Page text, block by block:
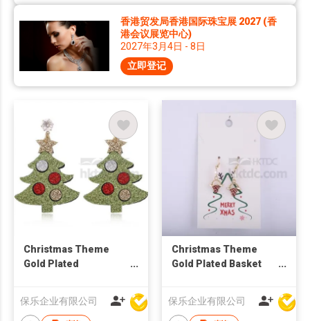
香港贸发局香港国际珠宝展 2027 (香
港会议展览中心)
2027年3月4日 - 8日
立即登记
Christmas Theme
Gold Plated
保乐企业有限公司
Christmas Theme
Gold Plated Basket
保乐企业有限公司